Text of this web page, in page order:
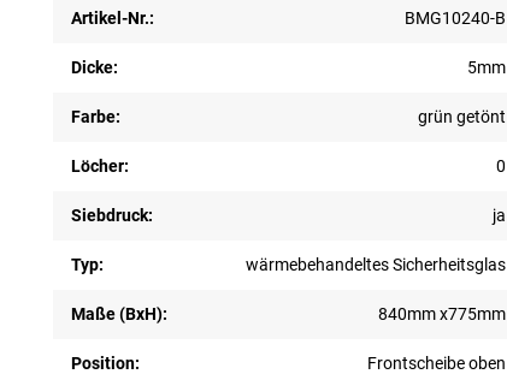
Artikel-Nr.: BMG10240-B
Dicke: 5mm
Farbe: grün getönt
Löcher: 0
Siebdruck: ja
Typ: wärmebehandeltes Sicherheitsglas
Maße (BxH): 840mm x775mm
Position: Frontscheibe oben